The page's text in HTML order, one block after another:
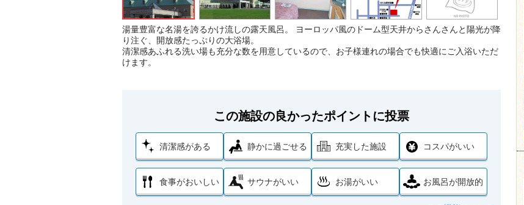
湯量豊富な名湯を誇るかけ流しの露天風呂。 ヨーロッパ風のドーム型天井からさんさんと陽光が降
り注ぐ、開放感たっぷりの大浴場。
清潔感あふれる洗い場も充分な数を用意しているので、お子様連れの場合でも快適にご入浴いただ
けます。
この施設の良かったポイントに投票
清潔感がある 静かに過ごせる 充実した施設 コスパがいい
食事がおいしい サウナがいい お湯がいい お風呂が開放的